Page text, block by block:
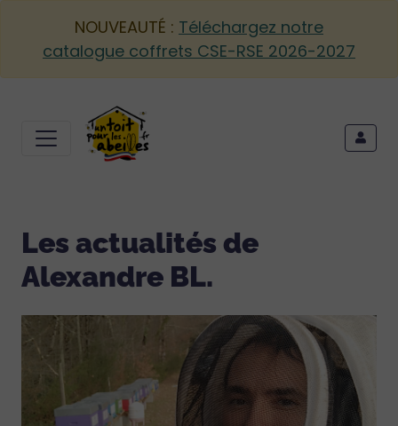
NOUVEAUTÉ : Téléchargez notre
catalogue coffrets CSE-RSE 2026-2027
Les actualités de
Alexandre BL.